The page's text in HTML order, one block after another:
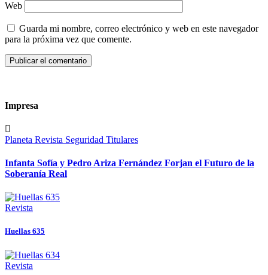
Web
Guarda mi nombre, correo electrónico y web en este navegador
para la próxima vez que comente.
Impresa
Planeta Revista Seguridad Titulares
Infanta Sofía y Pedro Ariza Fernández Forjan el Futuro de la
Soberanía Real
Revista
Huellas 635
Revista